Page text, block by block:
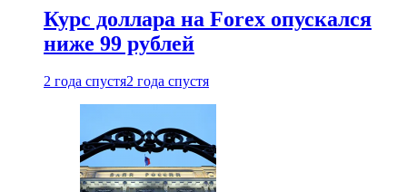
Курс доллара на Forex опускался
ниже 99 рублей
2 года спустя2 года спустя